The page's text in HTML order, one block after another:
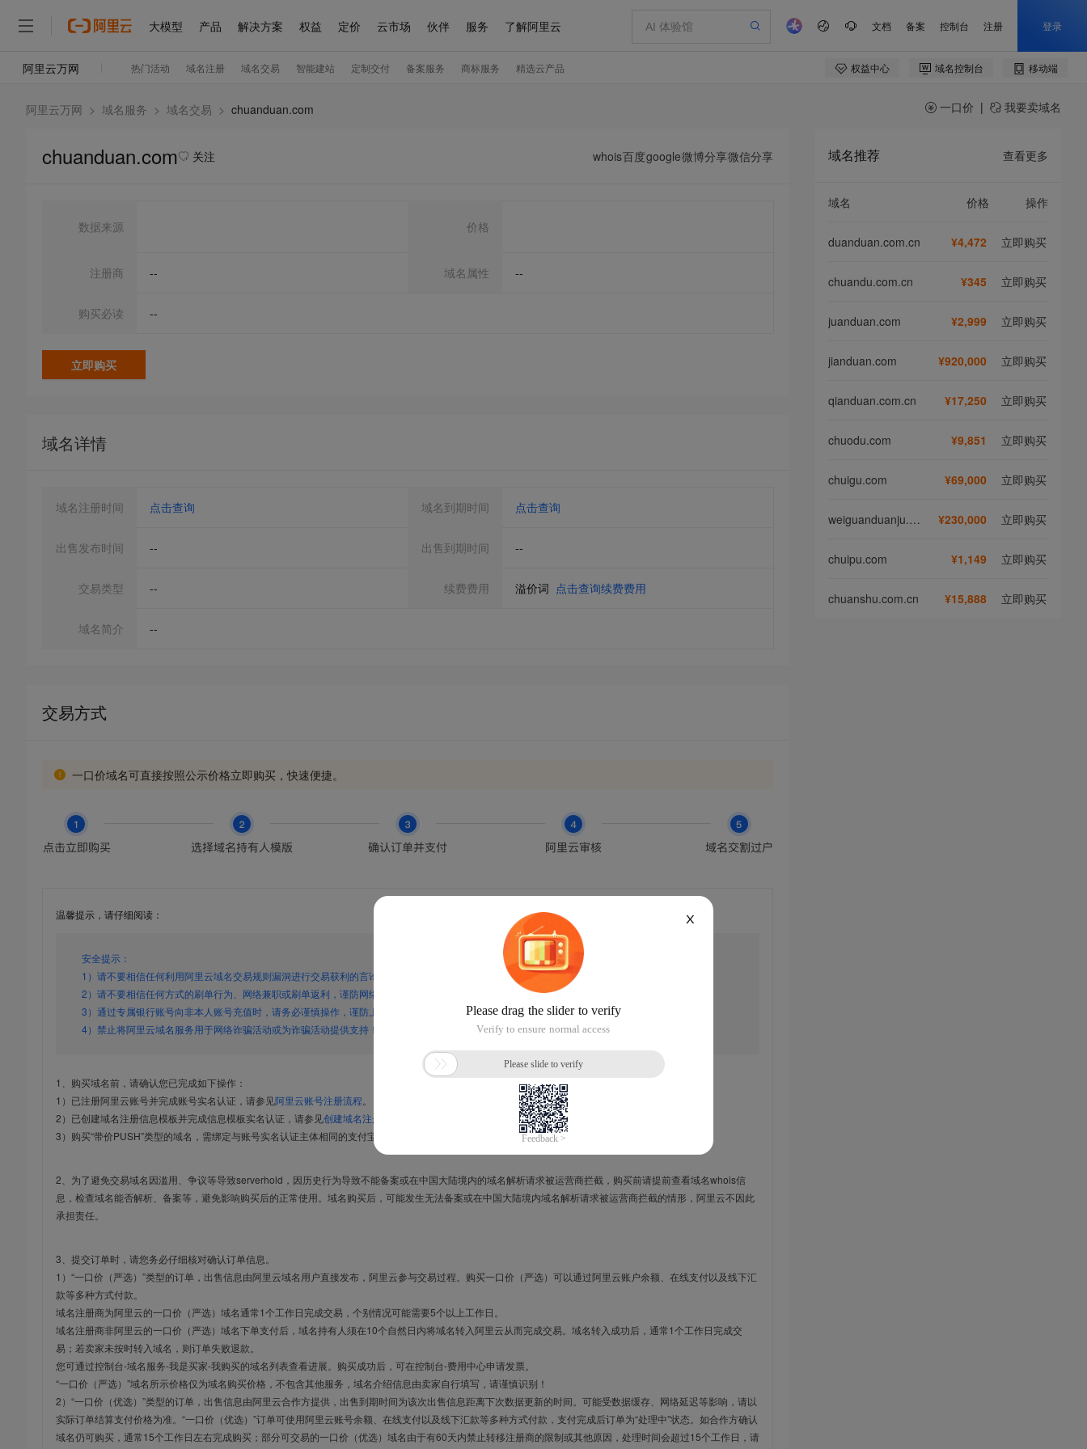
阿里云万网 > 域名服务 > 域名交易 > chuanduan.com 一口价 | 我要卖域名
chuanduan.com 关注 whois百度google微博分享微信分享
数据来源 价格
注册商 -- 域名属性 --
购买必读 --
立即购买
域名详情
域名注册时间 点击查询 域名到期时间 点击查询
出售发布时间 -- 出售到期时间 --
交易类型 -- 续费费用 溢价词 点击查询续费费用
域名简介 --
交易方式
一口价域名可直接按照公示价格立即购买，快速便捷。
温馨提示，请仔细阅读：
安全提示：
1）请不要相信任何利用阿里云域名交易规则漏洞进行交易获利的言论，谨防上当受骗！
2）请不要相信任何方式的刷单行为、网络兼职或刷单返利，谨防网络诈骗！
3）通过专属银行账号向非本人账号充值时，请务必谨慎操作，谨防上当受骗！
4）禁止将阿里云域名服务用于网络诈骗活动或为诈骗活动提供支持！
1、购买域名前，请确认您已完成如下操作：
1）已注册阿里云账号并完成账号实名认证，请参见阿里云账号注册流程
2）已创建域名注册信息模板并完成信息模板实名认证，请参见创建域名注册信息模板
3）购买“带价PUSH”类型的域名，需绑定与账号实名认证主体相同的支付宝，进入
完成绑定。
2、为了避免交易域名因滥用、争议等导致serverhold，因历史行为导致不能备案或在中国大陆境内的域名解析请求被运营商拦截，购买前请提前查看域名whois信
息，检查域名能否解析、备案等，避免影响购买后的正常使用。域名购买后，可能发生无法备案或在中国大陆境内域名解析请求被运营商拦截的情形，阿里云不因此
承担责任。
3、提交订单时，请您务必仔细核对确认订单信息。
1）“一口价（严选）”类型的订单，出售信息由阿里云域名用户直接发布，阿里云参与交易过程。购买一口价（严选）可以通过阿里云账户余额、在线支付以及线下汇
款等多种方式付款。
域名注册商为阿里云的一口价（严选）域名通常1个工作日完成交易，个别情况可能需要5个以上工作日。
域名注册商非阿里云的一口价（严选）域名下单支付后，域名持有人须在10个自然日内将域名转入阿里云从而完成交易。域名转入成功后，通常1个工作日完成交
易；若卖家未按时转入域名，则订单失败退款。
您可通过控制台-域名服务-我是买家-我购买的域名列表查看进展。购买成功后，可在控制台-费用中心申请发票。
“一口价（严选）”域名所示价格仅为域名购买价格，不包含其他服务，域名介绍信息由卖家自行填写，请谨慎识别！
2）“一口价（优选）”类型的订单，出售信息由阿里云合作方提供，出售到期时间为该次出售信息距离下次数据更新的时间。可能受数据缓存、网络延迟等影响，请以
实际订单结算支付价格为准。“一口价（优选）”订单可使用阿里云账号余额、在线支付以及线下汇款等多种方式付款，支付完成后订单为“处理中”状态。如合作方确认
域名仍可购买，通常15个工作日左右完成购买；部分可交易的一口价（优选）域名由于有60天内禁止转移注册商的限制或其他原因，处理时间会超过15个工作日，请
域名推荐 查看更多
域名 价格 操作
duanduan.com.cn ¥4,472 立即购买
chuandu.com.cn ¥345 立即购买
juanduan.com ¥2,999 立即购买
jianduan.com ¥920,000 立即购买
qianduan.com.cn ¥17,250 立即购买
chuodu.com ¥9,851 立即购买
chuigu.com ¥69,000 立即购买
weiguanduanju.com ¥230,000 立即购买
chuipu.com ¥1,149 立即购买
chuanshu.com.cn ¥15,888 立即购买
X